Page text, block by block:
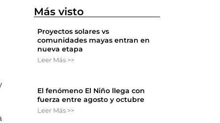
Más visto
Proyectos solares vs
comunidades mayas entran en
nueva etapa
Leer Más >>
El fenómeno El Niño llega con
fuerza entre agosto y octubre
Leer Más >>